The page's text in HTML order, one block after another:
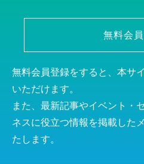
無料会
無料会員登録をすると、本サ
いただけます。
また、最新記事やイベント・
ネスに役立つ情報を掲載した
たします。